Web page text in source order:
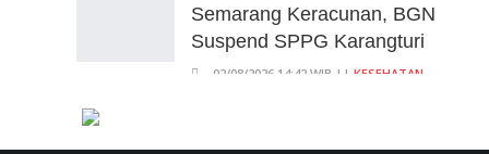
Semarang Keracunan, BGN
Suspend SPPG Karangturi
02/08/2026 14:42 WIB || KESEHATAN